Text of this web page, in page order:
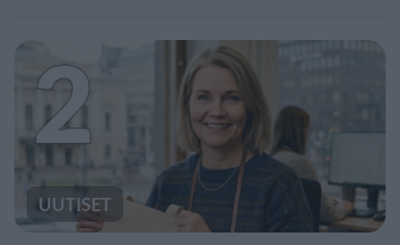
2
UUTISET